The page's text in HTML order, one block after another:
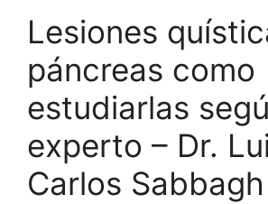
Lesiones
páncreas como
estudiarlas
experto – Dr.
Carlos Sabbagh